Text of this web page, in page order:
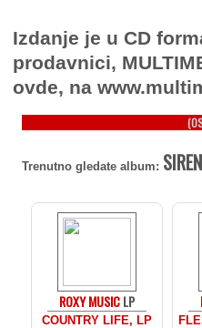
Izdanje je u CD
prodavnici,
ovde, na
Trenutno gledate album:
ROXY MUSICLP
COUNTRY LIFE, LP